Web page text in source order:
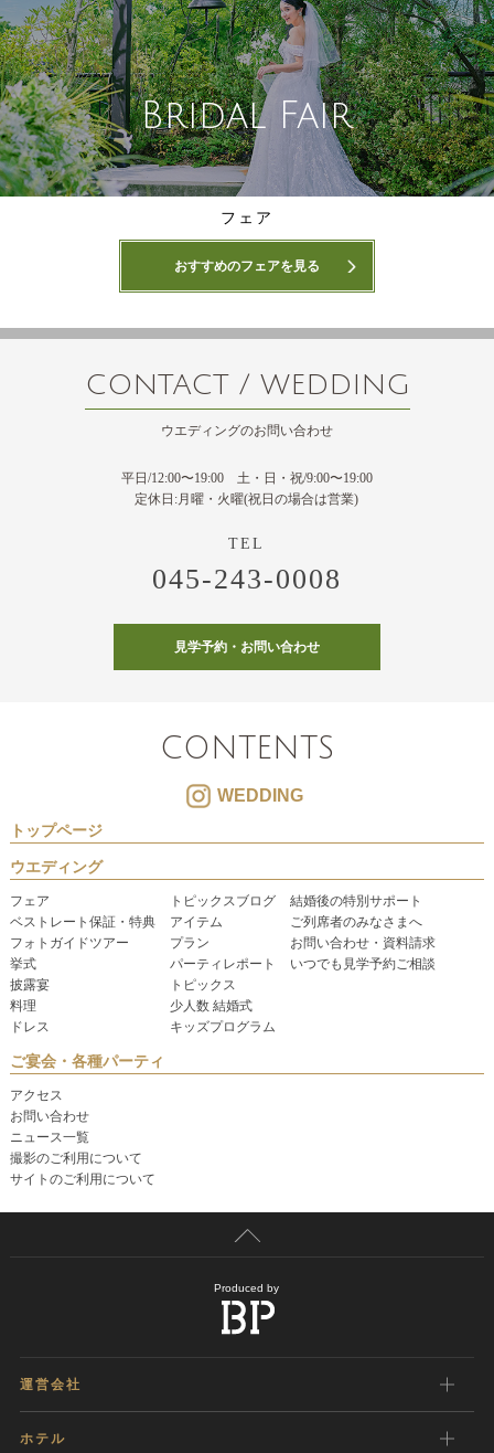
Bridal Fair
フェア
おすすめのフェアを見る
CONTACT / WEDDING
ウエディングのお問い合わせ
平日/12:00〜19:00 土・日・祝/9:00〜19:00
定休日:月曜・火曜(祝日の場合は営業)
045-243-0008
見学予約・お問い合わせ
CONTENTS
WEDDING
トップページ
ウエディング
フェア
ベストレート保証・特典
フォトガイドツアー
挙式
披露宴
料理
ドレス
トピックスブログ
アイテム
プラン
パーティレポート
トピックス
少人数 結婚式
キッズプログラム
結婚後の特別サポート
ご列席者のみなさまへ
お問い合わせ・資料請求
いつでも見学予約ご相談
ご宴会・各種パーティ
アクセス
お問い合わせ
ニュース一覧
撮影のご利用について
サイトのご利用について
Produced by
運営会社
ホテル